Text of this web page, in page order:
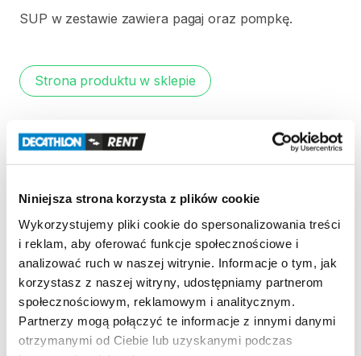
Niniejsza strona korzysta z plików cookie
Wykorzystujemy pliki cookie do spersonalizowania treści
i reklam, aby oferować funkcje społecznościowe i
analizować ruch w naszej witrynie. Informacje o tym, jak
korzystasz z naszej witryny, udostępniamy partnerom
społecznościowym, reklamowym i analitycznym.
Partnerzy mogą połączyć te informacje z innymi danymi
otrzymanymi od Ciebie lub uzyskanymi podczas
SUP w zestawie zawiera pagaj oraz pompkę.
Strona produktu w sklepie
Zasady wypożyczenia
Regulamin wypożyczalni
Nie pobieramy kaucji za wypożyczenie tego
produktu